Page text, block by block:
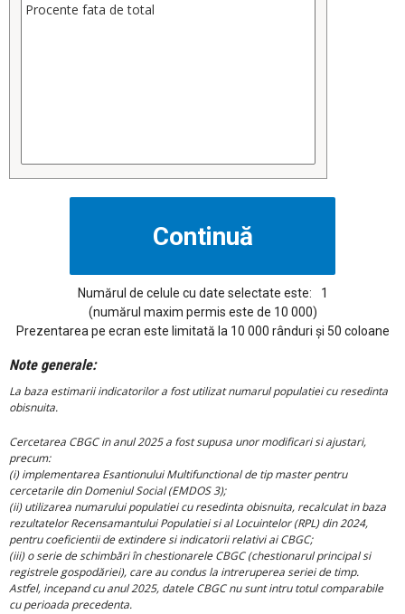
Numărul de celule cu date selectate este:
1
(numărul maxim permis este de 10 000)
Prezentarea pe ecran este limitată la 10 000 rânduri și 50 coloane
Note generale:
La baza estimarii indicatorilor a fost utilizat numarul populatiei cu resedinta
obisnuita.
Cercetarea CBGC in anul 2025 a fost supusa unor modificari si ajustari,
precum:
(i) implementarea Esantionului Multifunctional de tip master pentru
cercetarile din Domeniul Social (EMDOS 3);
(ii) utilizarea numarului populatiei cu resedinta obisnuita, recalculat in baza
rezultatelor Recensamantului Populatiei si al Locuintelor (RPL) din 2024,
pentru coeficientii de extindere si indicatorii relativi ai CBGC;
(iii) o serie de schimbări în chestionarele CBGC (chestionarul principal si
registrele gospodăriei), care au condus la intreruperea seriei de timp.
Astfel, incepand cu anul 2025, datele CBGC nu sunt intru totul comparabile
cu perioada precedenta.